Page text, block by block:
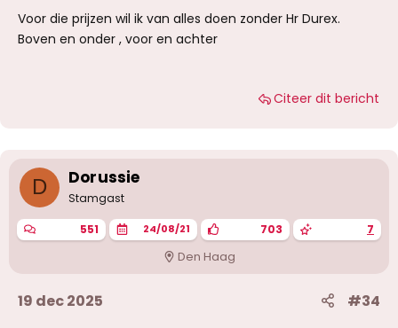
Voor die prijzen wil ik van alles doen zonder Hr Durex.
Boven en onder , voor en achter
Citeer dit bericht
D Dorussie
Stamgast
551 24/08/21 703 7
Den Haag
19 dec 2025 #34